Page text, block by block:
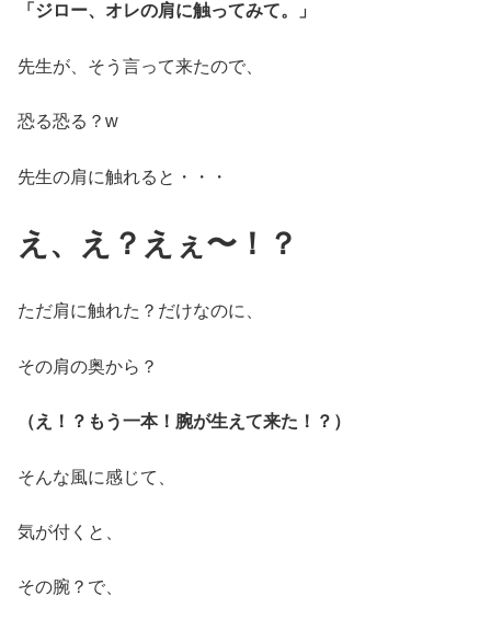
「ジロー、オレの肩に触ってみて。」
先生が、そう言って来たので、
恐る恐る？w
先生の肩に触れると・・・
え、え？えぇ〜！？
ただ肩に触れた？だけなのに、
その肩の奥から？
（え！？もう一本！腕が生えて来た！？）
そんな風に感じて、
気が付くと、
その腕？で、